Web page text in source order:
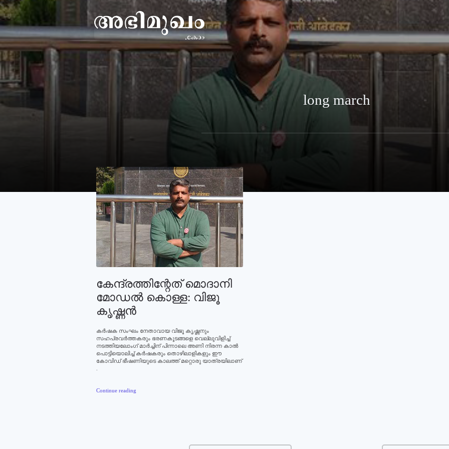
long march
കേന്ദ്രത്തിന്റേത്‌ മൊദാനി
മോഡൽ കൊള്ള: വിജൂ
കൃഷ്ണന്‍
കര്‍ഷക സംഘം നേതാവായ വിജൂ കൃഷ്ണനും
സഹപ്രവര്‍ത്തകരും ഭരണകൂടങ്ങളെ വെല്ലുവിളിച്ച്
നടത്തിയലോംഗ് മാർച്ചിന് പിന്നാലെ അണി നിരന്ന കാൽ
പൊട്ടിയൊലിച്ച് കർഷകരും തൊഴിലാളികളും ഈ
കോവിഡ് ഭീഷണിയുടെ കാലത്ത് മറ്റൊരു യാത്രയിലാണ്
Continue reading